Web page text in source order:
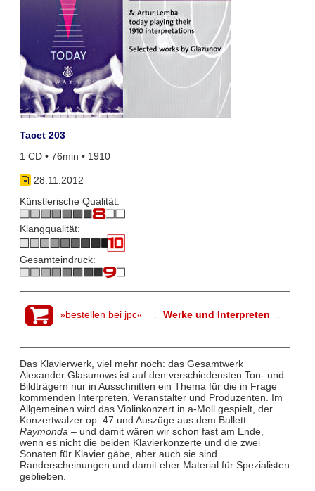
Tacet 203
1 CD • 76min • 1910
28.11.2012
Künstlerische Qualität:
Klangqualität:
Gesamteindruck:
»bestellen bei jpc« ↓ Werke und Interpreten ↓
Das Klavierwerk, viel mehr noch: das Gesamtwerk
Alexander Glasunows ist auf den verschiedensten Ton- und
Bildträgern nur in Ausschnitten ein Thema für die in Frage
kommenden Interpreten, Veranstalter und Produzenten. Im
Allgemeinen wird das Violinkonzert in a-Moll gespielt, der
Konzertwalzer op. 47 und Auszüge aus dem Ballett
Raymonda– und damit wären wir schon fast am Ende,
wenn es nicht die beiden Klavierkonzerte und die zwei
Sonaten für Klavier gäbe, aber auch sie sind
Randerscheinungen und damit eher Material für Spezialisten
geblieben.